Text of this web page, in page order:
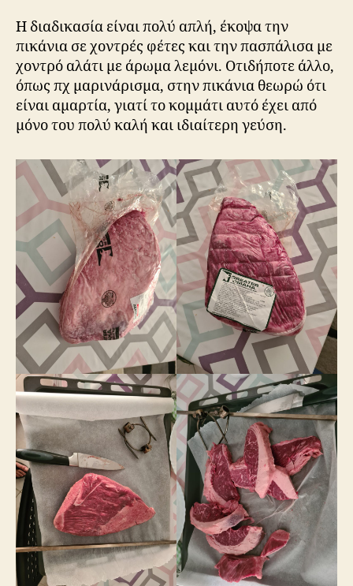
H διαδικασία είναι πολύ απλή, έκοψα την
πικάνια σε χοντρές φέτες και την πασπάλισα με
χοντρό αλάτι με άρωμα λεμόνι. Οτιδήποτε άλλο,
όπως πχ μαρινάρισμα, στην πικάνια θεωρώ ότι
είναι αμαρτία, γιατί το κομμάτι αυτό έχει από
μόνο του πολύ καλή και ιδιαίτερη γεύση.